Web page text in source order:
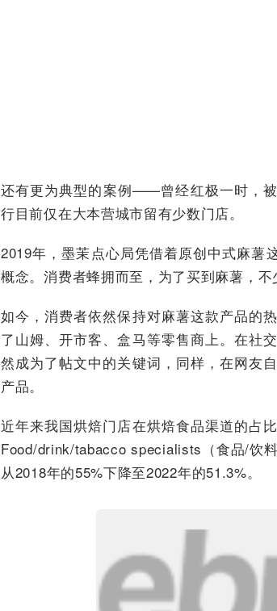
还有更为典型的案例——曾经红极一时，
行目前仅在大本营城市留有少数门店。
2019年，墨茉点心局凭借着原创中式麻薯
概念。消费者蜂拥而至，为了买到麻薯，不
如今，消费者依然保持对麻薯这款产品的
了山姆、开市客、盒马等零售商上。在社
然成为了帖文中的关键词，同样，在网友
产品。
近年来我国烘焙门店在烘焙食品渠道的占
Food/drink/tabacco specialists（食品/饮
从2018年的55%下降至2022年的51.3%。